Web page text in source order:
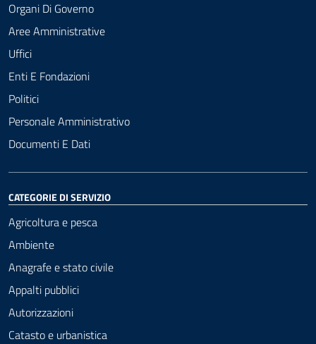
Organi Di Governo
Aree Amministrative
Uffici
Enti E Fondazioni
Politici
Personale Amministrativo
Documenti E Dati
CATEGORIE DI SERVIZIO
Agricoltura e pesca
Ambiente
Anagrafe e stato civile
Appalti pubblici
Autorizzazioni
Catasto e urbanistica